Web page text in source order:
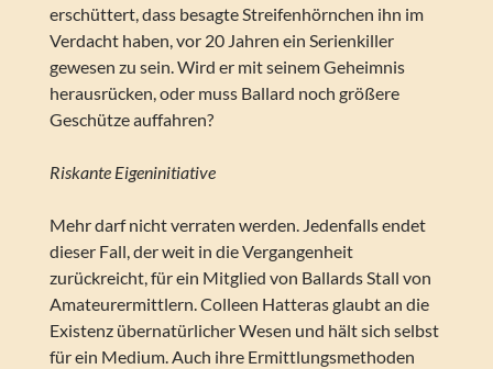
erschüttert, dass besagte Streifenhörnchen ihn im
Verdacht haben, vor 20 Jahren ein Serienkiller
gewesen zu sein. Wird er mit seinem Geheimnis
herausrücken, oder muss Ballard noch größere
Geschütze auffahren?
Riskante Eigeninitiative
Mehr darf nicht verraten werden. Jedenfalls endet
dieser Fall, der weit in die Vergangenheit
zurückreicht, für ein Mitglied von Ballards Stall von
Amateurermittlern. Colleen Hatteras glaubt an die
Existenz übernatürlicher Wesen und hält sich selbst
für ein Medium. Auch ihre Ermittlungsmethoden